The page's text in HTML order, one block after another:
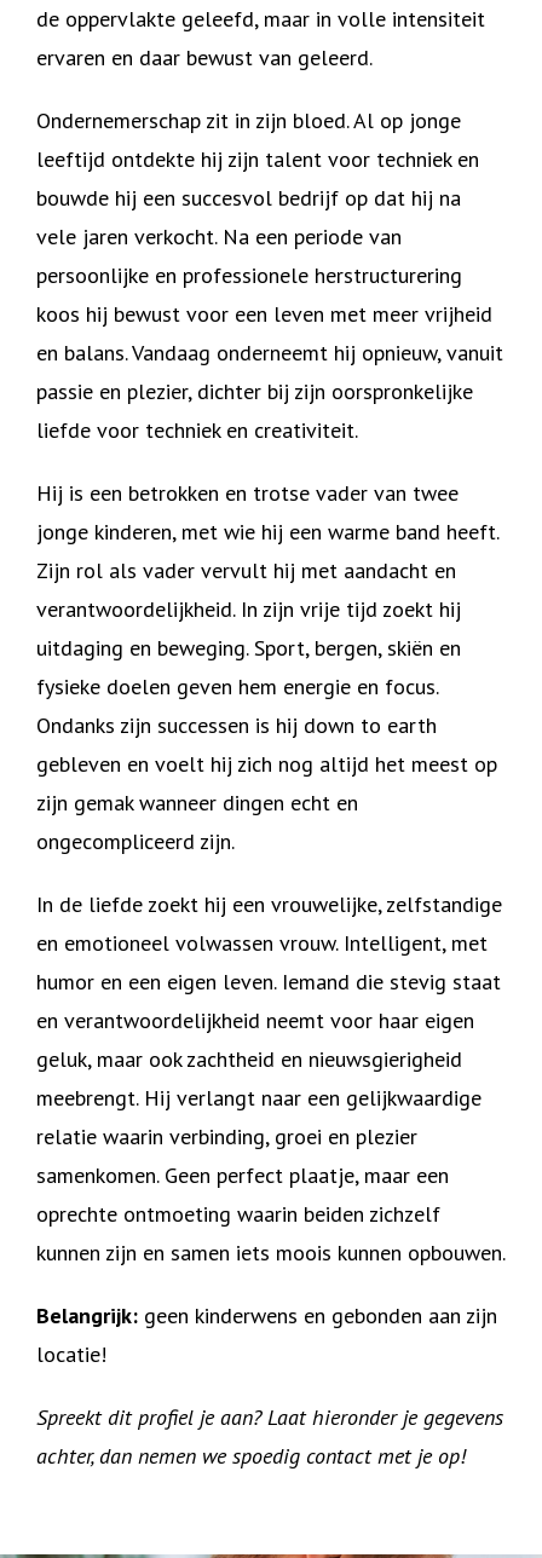
de oppervlakte geleefd, maar in volle intensiteit
ervaren en daar bewust van geleerd.
Ondernemerschap zit in zijn bloed. Al op jonge
leeftijd ontdekte hij zijn talent voor techniek en
bouwde hij een succesvol bedrijf op dat hij na
vele jaren verkocht. Na een periode van
persoonlijke en professionele herstructurering
koos hij bewust voor een leven met meer vrijheid
en balans. Vandaag onderneemt hij opnieuw, vanuit
passie en plezier, dichter bij zijn oorspronkelijke
liefde voor techniek en creativiteit.
Hij is een betrokken en trotse vader van twee
jonge kinderen, met wie hij een warme band heeft.
Zijn rol als vader vervult hij met aandacht en
verantwoordelijkheid. In zijn vrije tijd zoekt hij
uitdaging en beweging. Sport, bergen, skiën en
fysieke doelen geven hem energie en focus.
Ondanks zijn successen is hij down to earth
gebleven en voelt hij zich nog altijd het meest op
zijn gemak wanneer dingen echt en
ongecompliceerd zijn.
In de liefde zoekt hij een vrouwelijke, zelfstandige
en emotioneel volwassen vrouw. Intelligent, met
humor en een eigen leven. Iemand die stevig staat
en verantwoordelijkheid neemt voor haar eigen
geluk, maar ook zachtheid en nieuwsgierigheid
meebrengt. Hij verlangt naar een gelijkwaardige
relatie waarin verbinding, groei en plezier
samenkomen. Geen perfect plaatje, maar een
oprechte ontmoeting waarin beiden zichzelf
kunnen zijn en samen iets moois kunnen opbouwen.
Belangrijk: geen kinderwens en gebonden aan zijn
locatie!
Spreekt dit profiel je aan? Laat hieronder je gegevens
achter, dan nemen we spoedig contact met je op!